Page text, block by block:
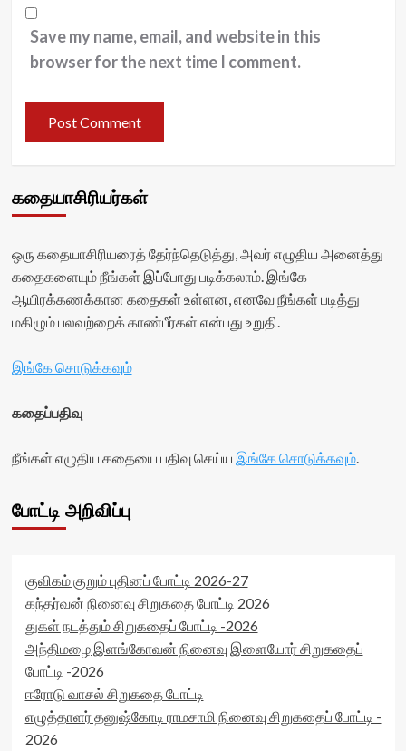
Save my name, email, and website in this
browser for the next time I comment.
கதையாசிரியர்கள்
ஒரு கதையாசிரியரைத் தேர்ந்தெடுத்து, அவர் எழுதிய அனைத்து
கதைகளையும் நீங்கள் இப்போது படிக்கலாம். இங்கே
ஆயிரக்கணக்கான கதைகள் உள்ளன, எனவே நீங்கள் படித்து
மகிழும் பலவற்றைக் காண்பீர்கள் என்பது உறுதி.
இங்கே சொடுக்கவும்
கதைப்பதிவு
நீங்கள் எழுதிய கதையை பதிவு செய்ய இங்கே சொடுக்கவும்.
போட்டி அறிவிப்பு
குவிகம் குறும் புதினப் போட்டி 2026-27
கந்தர்வன் நினைவு சிறுகதை போட்டி 2026
துகள் நடத்தும் சிறுகதைப் போட்டி -2026
அந்திமழை இளங்கோவன் நினைவு இளையோர் சிறுகதைப்
போட்டி -2026
ஈரோடு வாசல் சிறுகதை போட்டி
எழுத்தாளர் தனுஷ்கோடி ராமசாமி நினைவு சிறுகதைப் போட்டி -
2026